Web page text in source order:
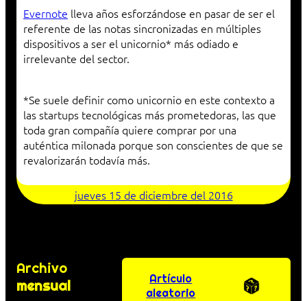
Evernote lleva años esforzándose en pasar de ser el
referente de las notas sincronizadas en múltiples
dispositivos a ser el unicornio* más odiado e
irrelevante del sector.
*Se suele definir como unicornio en este contexto a
las startups tecnológicas más prometedoras, las que
toda gran compañía quiere comprar por una
auténtica milonada porque son conscientes de que se
revalorizarán todavía más.
jueves 15 de diciembre del 2016
Archivo
mensual
Artículo
aleatorio